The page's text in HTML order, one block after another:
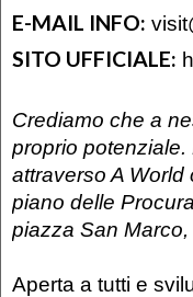
E-MAIL INFO:
SITO UFFICIALE:
Crediamo che a
proprio
attraverso A
piano delle
piazza San Marco,
Aperta a tutti e